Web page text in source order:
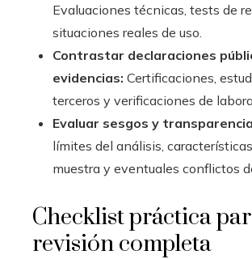
Evaluaciones técnicas, tests de
situaciones reales de uso.
Contrastar declaraciones
evidencias: Certificaciones,
terceros y verificaciones de
Evaluar sesgos y
límites del análisis,
muestra y eventuales conflictos
Checklist práctica
revisión completa